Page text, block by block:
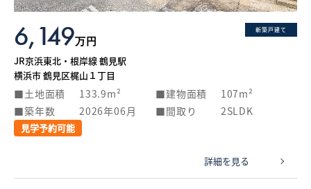
新築戸建て
6,149万円
JR京浜東北・根岸線 鶴見駅
横浜市 鶴見区梶山１丁目
土地面積 133.9m² 建物面積
107m²
築年数
2026年06月 間取り 2SLDK
見学予約可能
詳細を見る